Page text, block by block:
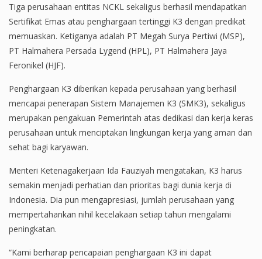
Tiga perusahaan entitas NCKL sekaligus berhasil mendapatkan
Sertifikat Emas atau penghargaan tertinggi K3 dengan predikat
memuaskan. Ketiganya adalah PT Megah Surya Pertiwi (MSP),
PT Halmahera Persada Lygend (HPL), PT Halmahera Jaya
Feronikel (HJF).
Penghargaan K3 diberikan kepada perusahaan yang berhasil
mencapai penerapan Sistem Manajemen K3 (SMK3), sekaligus
merupakan pengakuan Pemerintah atas dedikasi dan kerja keras
perusahaan untuk menciptakan lingkungan kerja yang aman dan
sehat bagi karyawan.
Menteri Ketenagakerjaan Ida Fauziyah mengatakan, K3 harus
semakin menjadi perhatian dan prioritas bagi dunia kerja di
Indonesia. Dia pun mengapresiasi, jumlah perusahaan yang
mempertahankan nihil kecelakaan setiap tahun mengalami
peningkatan.
“Kami berharap pencapaian penghargaan K3 ini dapat